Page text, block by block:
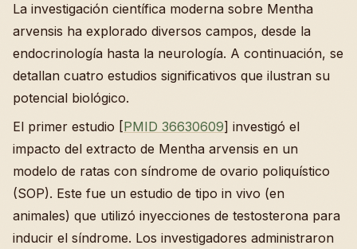
La investigación científica moderna sobre Mentha
arvensis ha explorado diversos campos, desde la
endocrinología hasta la neurología. A continuación, se
detallan cuatro estudios significativos que ilustran su
potencial biológico.
El primer estudio [PMID 36630609] investigó el
impacto del extracto de Mentha arvensis en un
modelo de ratas con síndrome de ovario poliquístico
(SOP). Este fue un estudio de tipo in vivo (en
animales) que utilizó inyecciones de testosterona para
inducir el síndrome. Los investigadores administraron